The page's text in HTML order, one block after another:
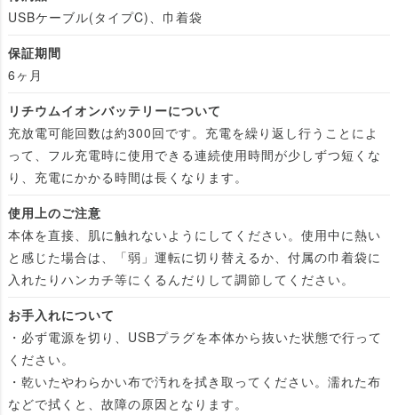
USBケーブル(タイプC)、巾着袋
保証期間
6ヶ月
リチウムイオンバッテリーについて
充放電可能回数は約300回です。充電を繰り返し行うことによ
って、フル充電時に使用できる連続使用時間が少しずつ短くな
り、充電にかかる時間は長くなります。
使用上のご注意
本体を直接、肌に触れないようにしてください。使用中に熱い
と感じた場合は、「弱」運転に切り替えるか、付属の巾着袋に
入れたりハンカチ等にくるんだりして調節してください。
お手入れについて
・必ず電源を切り、USBプラグを本体から抜いた状態で行って
ください。
・乾いたやわらかい布で汚れを拭き取ってください。濡れた布
などで拭くと、故障の原因となります。